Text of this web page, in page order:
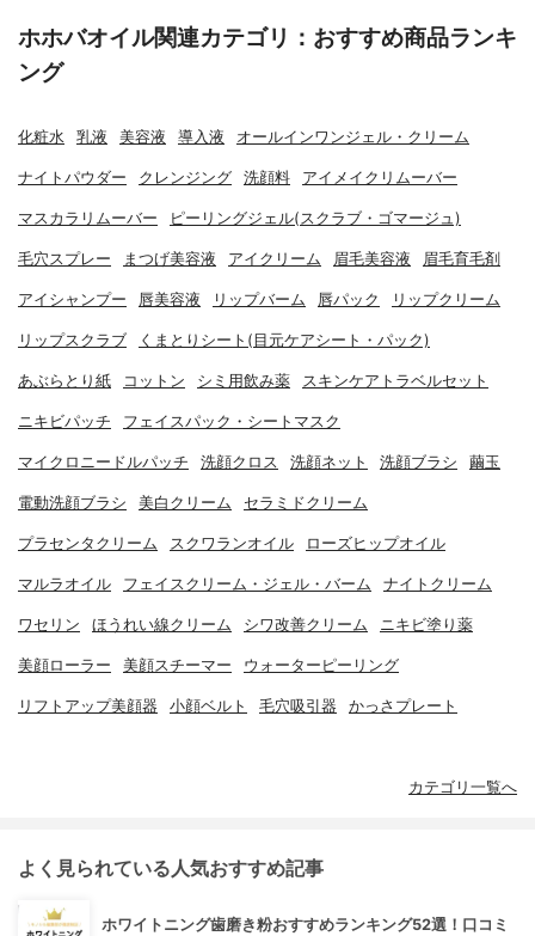
ホホバオイル関連カテゴリ：おすすめ商品ランキ
ング
化粧水 乳液 美容液 導入液 オールインワンジェル・クリーム
ナイトパウダー クレンジング 洗顔料 アイメイクリムーバー
マスカラリムーバー ピーリングジェル(スクラブ・ゴマージュ)
毛穴スプレー まつげ美容液 アイクリーム 眉毛美容液 眉毛育毛剤
アイシャンプー 唇美容液 リップバーム 唇パック リップクリーム
リップスクラブ くまとりシート(目元ケアシート・パック)
あぶらとり紙 コットン シミ用飲み薬 スキンケアトラベルセット
ニキビパッチ フェイスパック・シートマスク
マイクロニードルパッチ 洗顔クロス 洗顔ネット 洗顔ブラシ 繭玉
電動洗顔ブラシ 美白クリーム セラミドクリーム
プラセンタクリーム スクワランオイル ローズヒップオイル
マルラオイル フェイスクリーム・ジェル・バーム ナイトクリーム
ワセリン ほうれい線クリーム シワ改善クリーム ニキビ塗り薬
美顔ローラー 美顔スチーマー ウォーターピーリング
リフトアップ美顔器 小顔ベルト 毛穴吸引器 かっさプレート
カテゴリ一覧へ
よく見られている人気おすすめ記事
ホワイトニング歯磨き粉おすすめランキング52選！口コミ